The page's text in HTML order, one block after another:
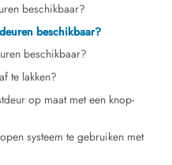
beschikbaar?
beschikbaar?
beschikbaar?
te lakken?
op maat met een knop-
systeem te gebruiken met